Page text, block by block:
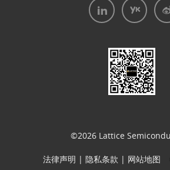
法律声明 | 隐私条款 |